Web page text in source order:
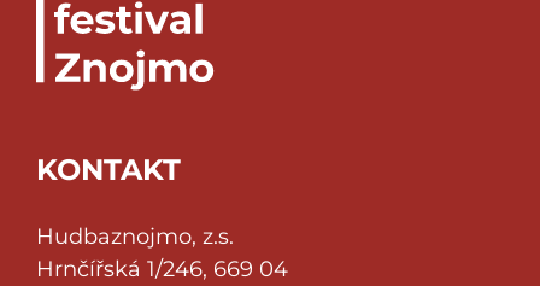
KONTAKT
Hudbaznojmo, z.s.
Hrnčířská 1/246, 669 04